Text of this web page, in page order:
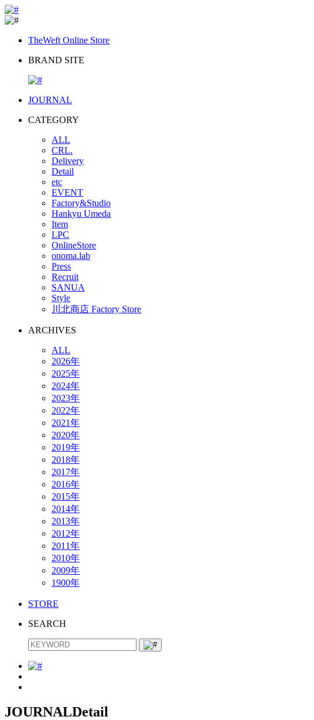
TheWeft Online Store
BRAND SITE
JOURNAL
CATEGORY
ALL
CRL.
Delivery
Detail
etc
EVENT
Factory&Studio
Hankyu Umeda
Item
LPC
OnlineStore
onoma.lab
Press
Recruit
SANUA
Style
川北商店 Factory Store
ARCHIVES
ALL
2026年
2025年
2024年
2023年
2022年
2021年
2020年
2019年
2018年
2017年
2016年
2015年
2014年
2013年
2012年
2011年
2010年
2009年
1900年
STORE
SEARCH
JOURNALDetail